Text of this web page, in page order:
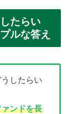
たらい
ルな答え
したらい
ンドを長